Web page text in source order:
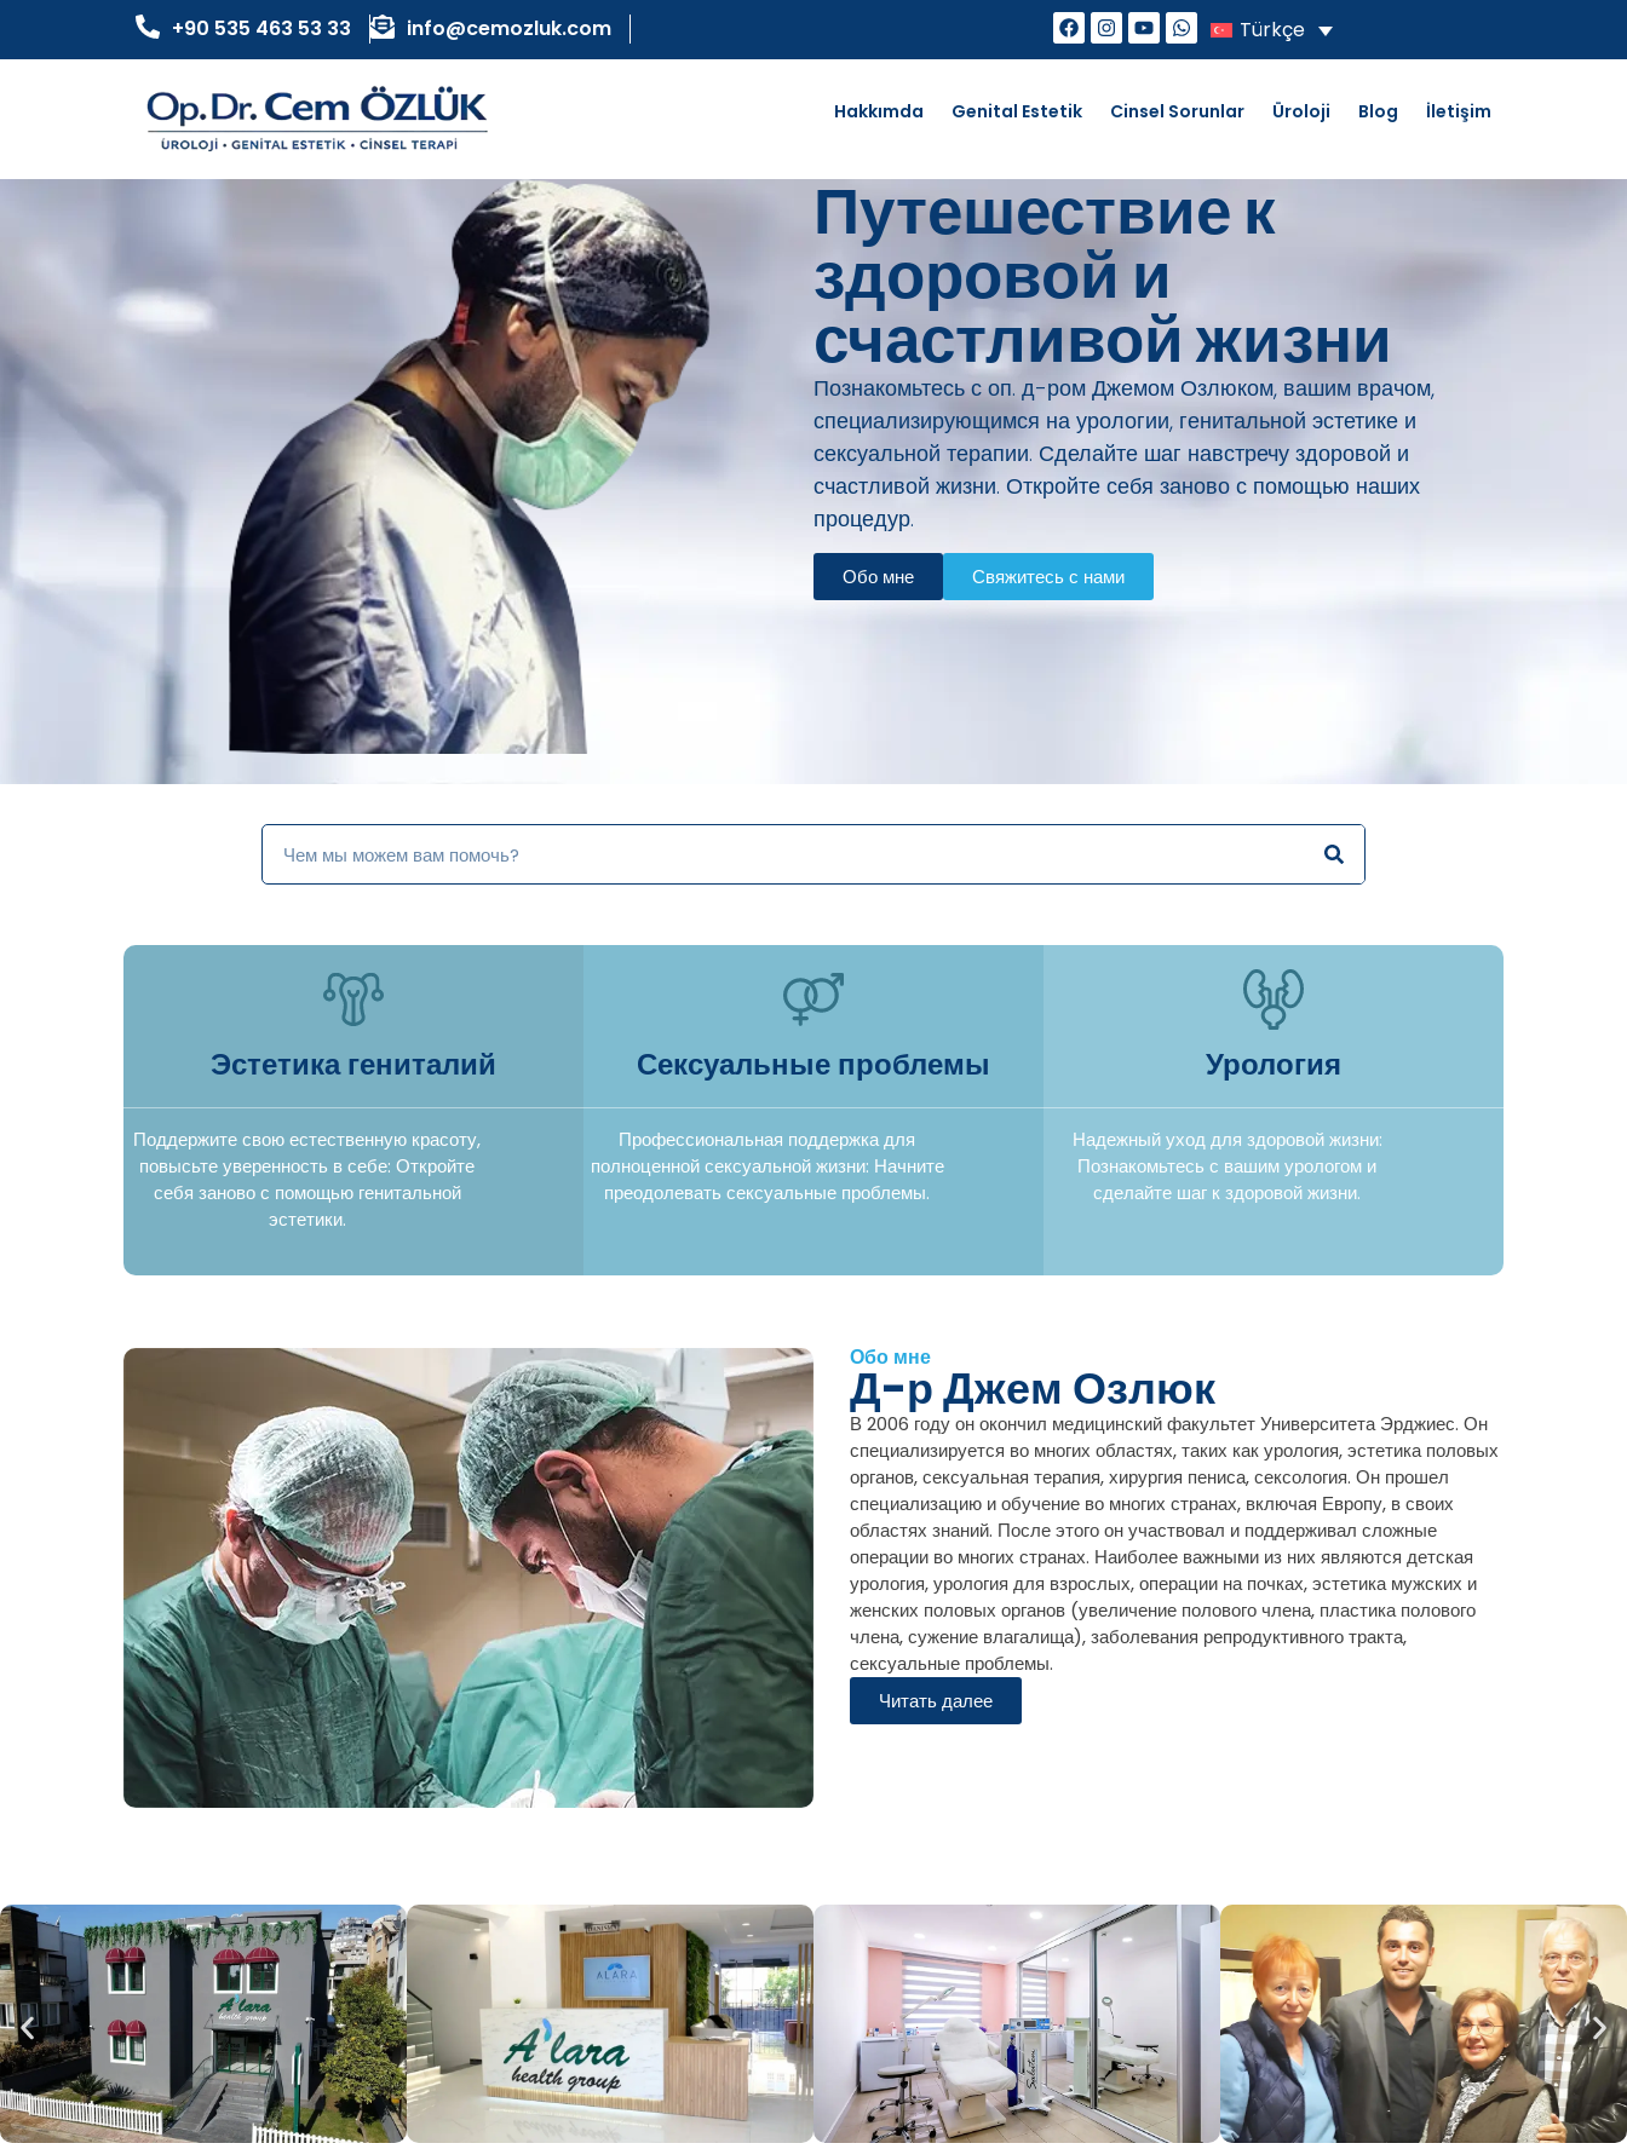
+90 535 463 53 33 info@cemozluk.com Türkçe
Hakkımda Genital Estetik Cinsel Sorunlar Üroloji Blog İletişim
Путешествие к
здоровой и
счастливой жизни
Познакомьтесь с оп. д-ром Джемом Озлюком, вашим врачом,
специализирующимся на урологии, генитальной эстетике и
сексуальной терапии. Сделайте шаг навстречу здоровой и
счастливой жизни. Откройте себя заново с помощью наших
процедур.
Обо мне Свяжитесь с нами
Эстетика гениталий
Поддержите свою естественную красоту,
повысьте уверенность в себе: Откройте
себя заново с помощью генитальной
эстетики.
Сексуальные проблемы
Профессиональная поддержка для
полноценной сексуальной жизни: Начните
преодолевать сексуальные проблемы.
Урология
Надежный уход для здоровой жизни:
Познакомьтесь с вашим урологом и
сделайте шаг к здоровой жизни.
Обо мне
Д-р Джем Озлюк
В 2006 году он окончил медицинский факультет Университета Эрджиес. Он
специализируется во многих областях, таких как урология, эстетика половых
органов, сексуальная терапия, хирургия пениса, сексология. Он прошел
специализацию и обучение во многих странах, включая Европу, в своих
областях знаний. После этого он участвовал и поддерживал сложные
операции во многих странах. Наиболее важными из них являются детская
урология, урология для взрослых, операции на почках, эстетика мужских и
женских половых органов (увеличение полового члена, пластика полового
члена, сужение влагалища), заболевания репродуктивного тракта,
сексуальные проблемы.
Читать далее